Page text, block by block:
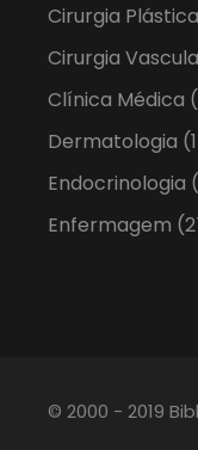
Cirurgia Plástica
Cirurgia
Clínica Médica
Dermatologia
Endocrinologia
Enfermagem
© 2000 - 2019